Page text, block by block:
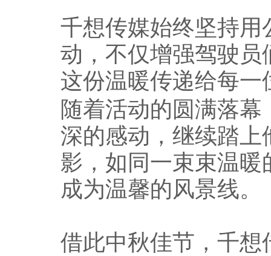
千想传媒始终坚持用
动，不仅增强驾驶
这份温暖传递给每一
随着活动的圆满落
深的感动，继续踏
影，如同一束束温
成为温馨的风景线。
借此中秋佳节，千